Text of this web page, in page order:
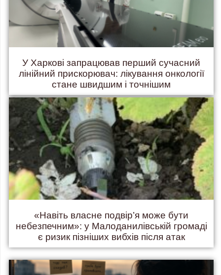
У Харкові запрацював перший сучасний
лінійний прискорювач: лікування онкології
стане швидшим і точнішим
«Навіть власне подвір’я може бути
небезпечним»: у Малоданилівській громаді
є ризик пізніших вибхів після атак